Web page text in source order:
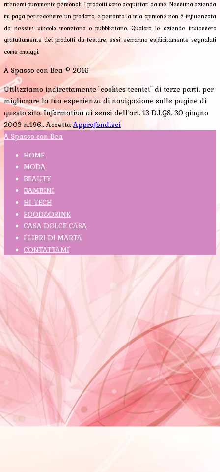
ritenersi puramente personali. I prodotti sono acquistati da me. Nessuna azienda
mi paga per recensire un prodotto, e pertanto la mia opinione non è influenzata
da nessun vincolo monetario o pubblicitario. Qualora le aziende inviassero
gratuitamente dei prodotti da testare, essi verranno esplicitamente segnalati
come omaggi.
A Spasso con Bea © 2016
Utilizziamo indirettamente "cookies tecnici" di terze parti, per
migliorare la tua esperienza di navigazione sulle pagine di
questo sito. Informativa ai sensi dell’art. 13 D.LGS. 30 giugno
2003 n.196..Accetta Approfondisci
A Spasso con Bea
HOME
MODA
BEAUTY
BAMBINI
HI-TECH
FOOD&DRINK
CASA DOLCE CASA
I LIBRI DI MARTA
CONTATTAMI